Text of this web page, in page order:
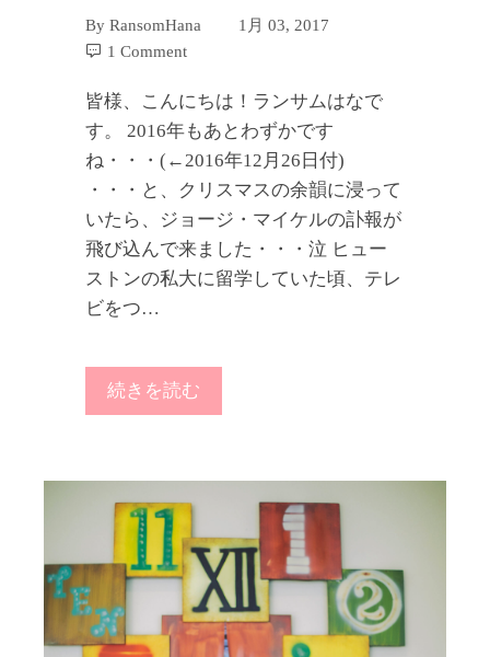
ByRansomHana
1月 03, 2017
1 Comment
皆様、こんにちは！ランサムはなで
す。 2016年もあとわずかです
ね・・・(←2016年12月26日付)
・・・と、クリスマスの余韻に浸って
いたら、ジョージ・マイケルの訃報が
飛び込んで来ました・・・泣 ヒュー
ストンの私大に留学していた頃、テレ
ビをつ…
続きを読む